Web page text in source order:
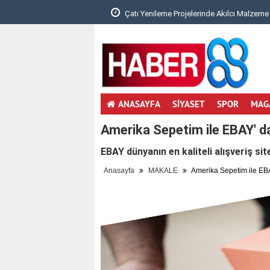
Çatı Yenileme Projelerinde Akılcı Malzeme
ANASAYFA SİYASET SPOR
Amerika Sepetim ile EBAY'
EBAY dünyanın en kaliteli alışveriş
Anasayfa MAKALE Amerika Sepetim ile